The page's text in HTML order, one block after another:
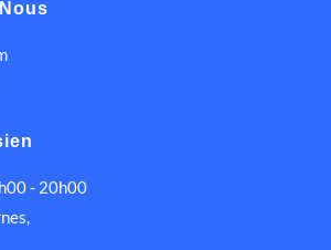
- 20h00